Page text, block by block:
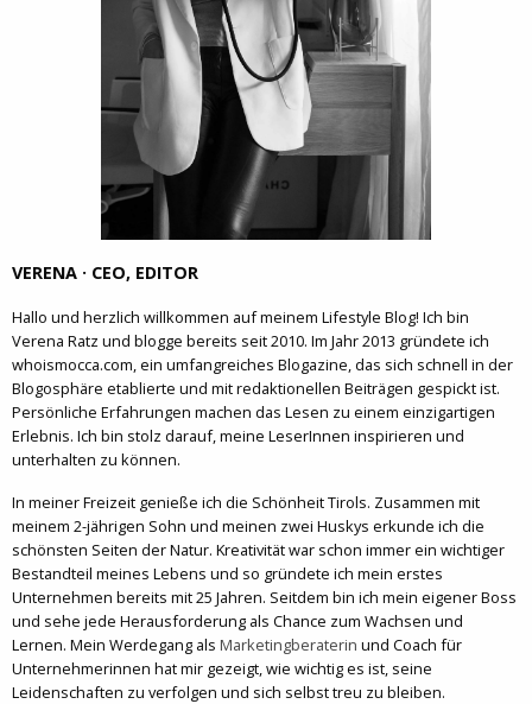
VERENA · CEO, EDITOR
Hallo und herzlich willkommen auf meinem Lifestyle Blog! Ich bin
Verena Ratz und blogge bereits seit 2010. Im Jahr 2013 gründete ich
whoismocca.com, ein umfangreiches Blogazine, das sich schnell in der
Blogosphäre etablierte und mit redaktionellen Beiträgen gespickt ist.
Persönliche Erfahrungen machen das Lesen zu einem einzigartigen
Erlebnis. Ich bin stolz darauf, meine LeserInnen inspirieren und
unterhalten zu können.
In meiner Freizeit genieße ich die Schönheit Tirols. Zusammen mit
meinem 2-jährigen Sohn und meinen zwei Huskys erkunde ich die
schönsten Seiten der Natur. Kreativität war schon immer ein wichtiger
Bestandteil meines Lebens und so gründete ich mein erstes
Unternehmen bereits mit 25 Jahren. Seitdem bin ich mein eigener Boss
und sehe jede Herausforderung als Chance zum Wachsen und
Lernen. Mein Werdegang als Marketingberaterin und Coach für
Unternehmerinnen hat mir gezeigt, wie wichtig es ist, seine
Leidenschaften zu verfolgen und sich selbst treu zu bleiben.